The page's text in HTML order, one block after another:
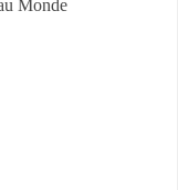
Monde